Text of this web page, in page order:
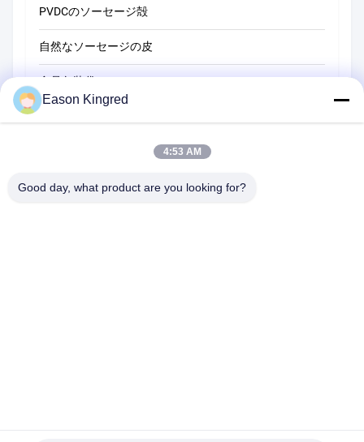
PVDCのソーセージ殻
自然なソーセージの皮
食品包装袋
Eason Kingred
4:53 AM
Good day, what product are you looking for?